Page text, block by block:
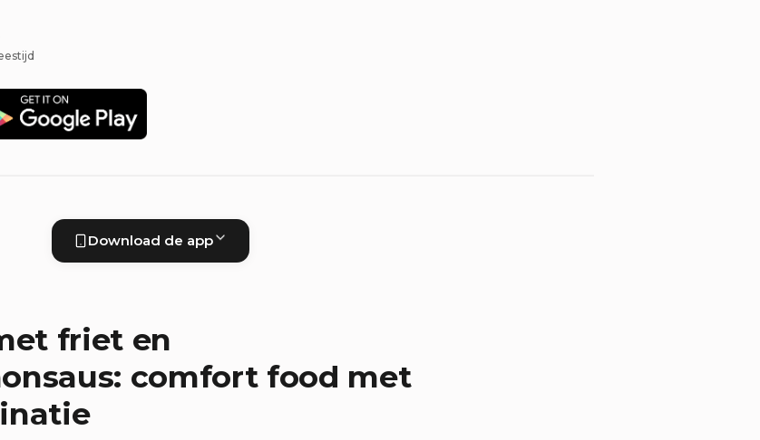
Download de app
friet en
comfort food met